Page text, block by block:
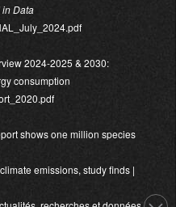
in Data
2024-2025 & 2030:
consumption
shows one million species
emissions, study finds |